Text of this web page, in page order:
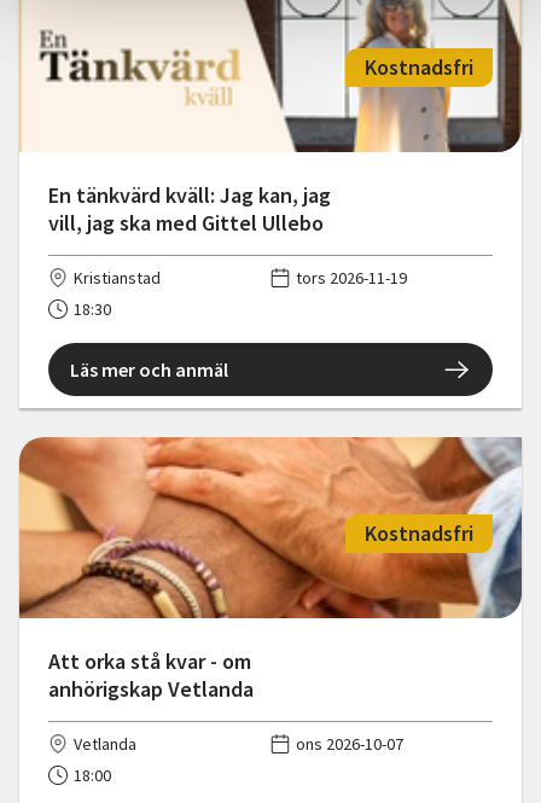
En tänkvärd kväll: Jag kan, jag
vill, jag ska med Gittel Ullebo
Kostnadsfri
Kristianstad
tors 2026-11-19
18:30
Läs mer och anmäl
Att orka stå kvar - om
anhörigskap Vetlanda
Kostnadsfri
Vetlanda
ons 2026-10-07
18:00